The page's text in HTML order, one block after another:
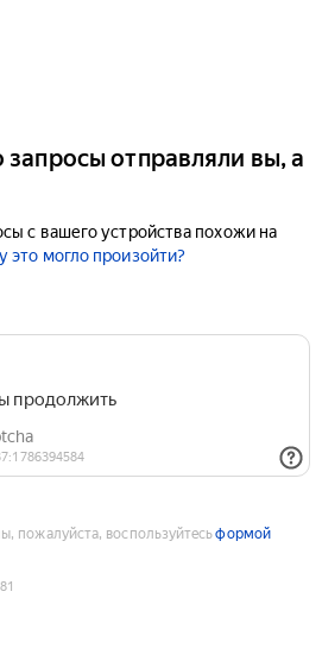
отправляли вы, а
с вашего устройства похожи на
это могло произойти?
пожалуйста, воспользуйтесьформой